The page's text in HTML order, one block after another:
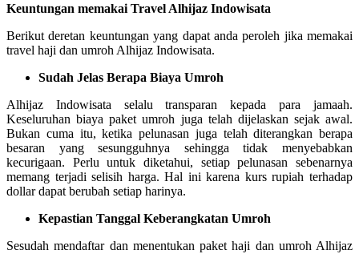
Keuntungan memakai Travel Alhijaz Indowisata
Berikut deretan keuntungan yang dapat anda peroleh jika memakai
travel haji dan umroh Alhijaz Indowisata.
Sudah Jelas Berapa Biaya Umroh
Alhijaz Indowisata selalu transparan kepada para jamaah.
Keseluruhan biaya paket umroh juga telah dijelaskan sejak awal.
Bukan cuma itu, ketika pelunasan juga telah diterangkan berapa
besaran yang sesungguhnya sehingga tidak menyebabkan
kecurigaan. Perlu untuk diketahui, setiap pelunasan sebenarnya
memang terjadi selisih harga. Hal ini karena kurs rupiah terhadap
dollar dapat berubah setiap harinya.
Kepastian Tanggal Keberangkatan Umroh
Sesudah mendaftar dan menentukan paket haji dan umroh Alhijaz